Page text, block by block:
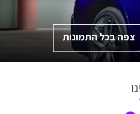
צפה בכל התמונות